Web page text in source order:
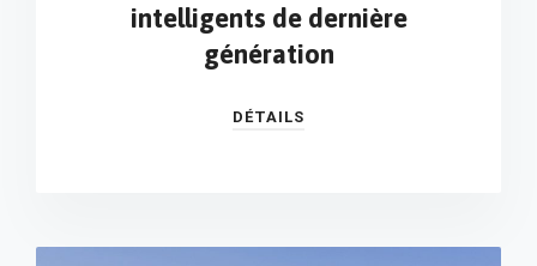
intelligents de dernière
génération
DÉTAILS